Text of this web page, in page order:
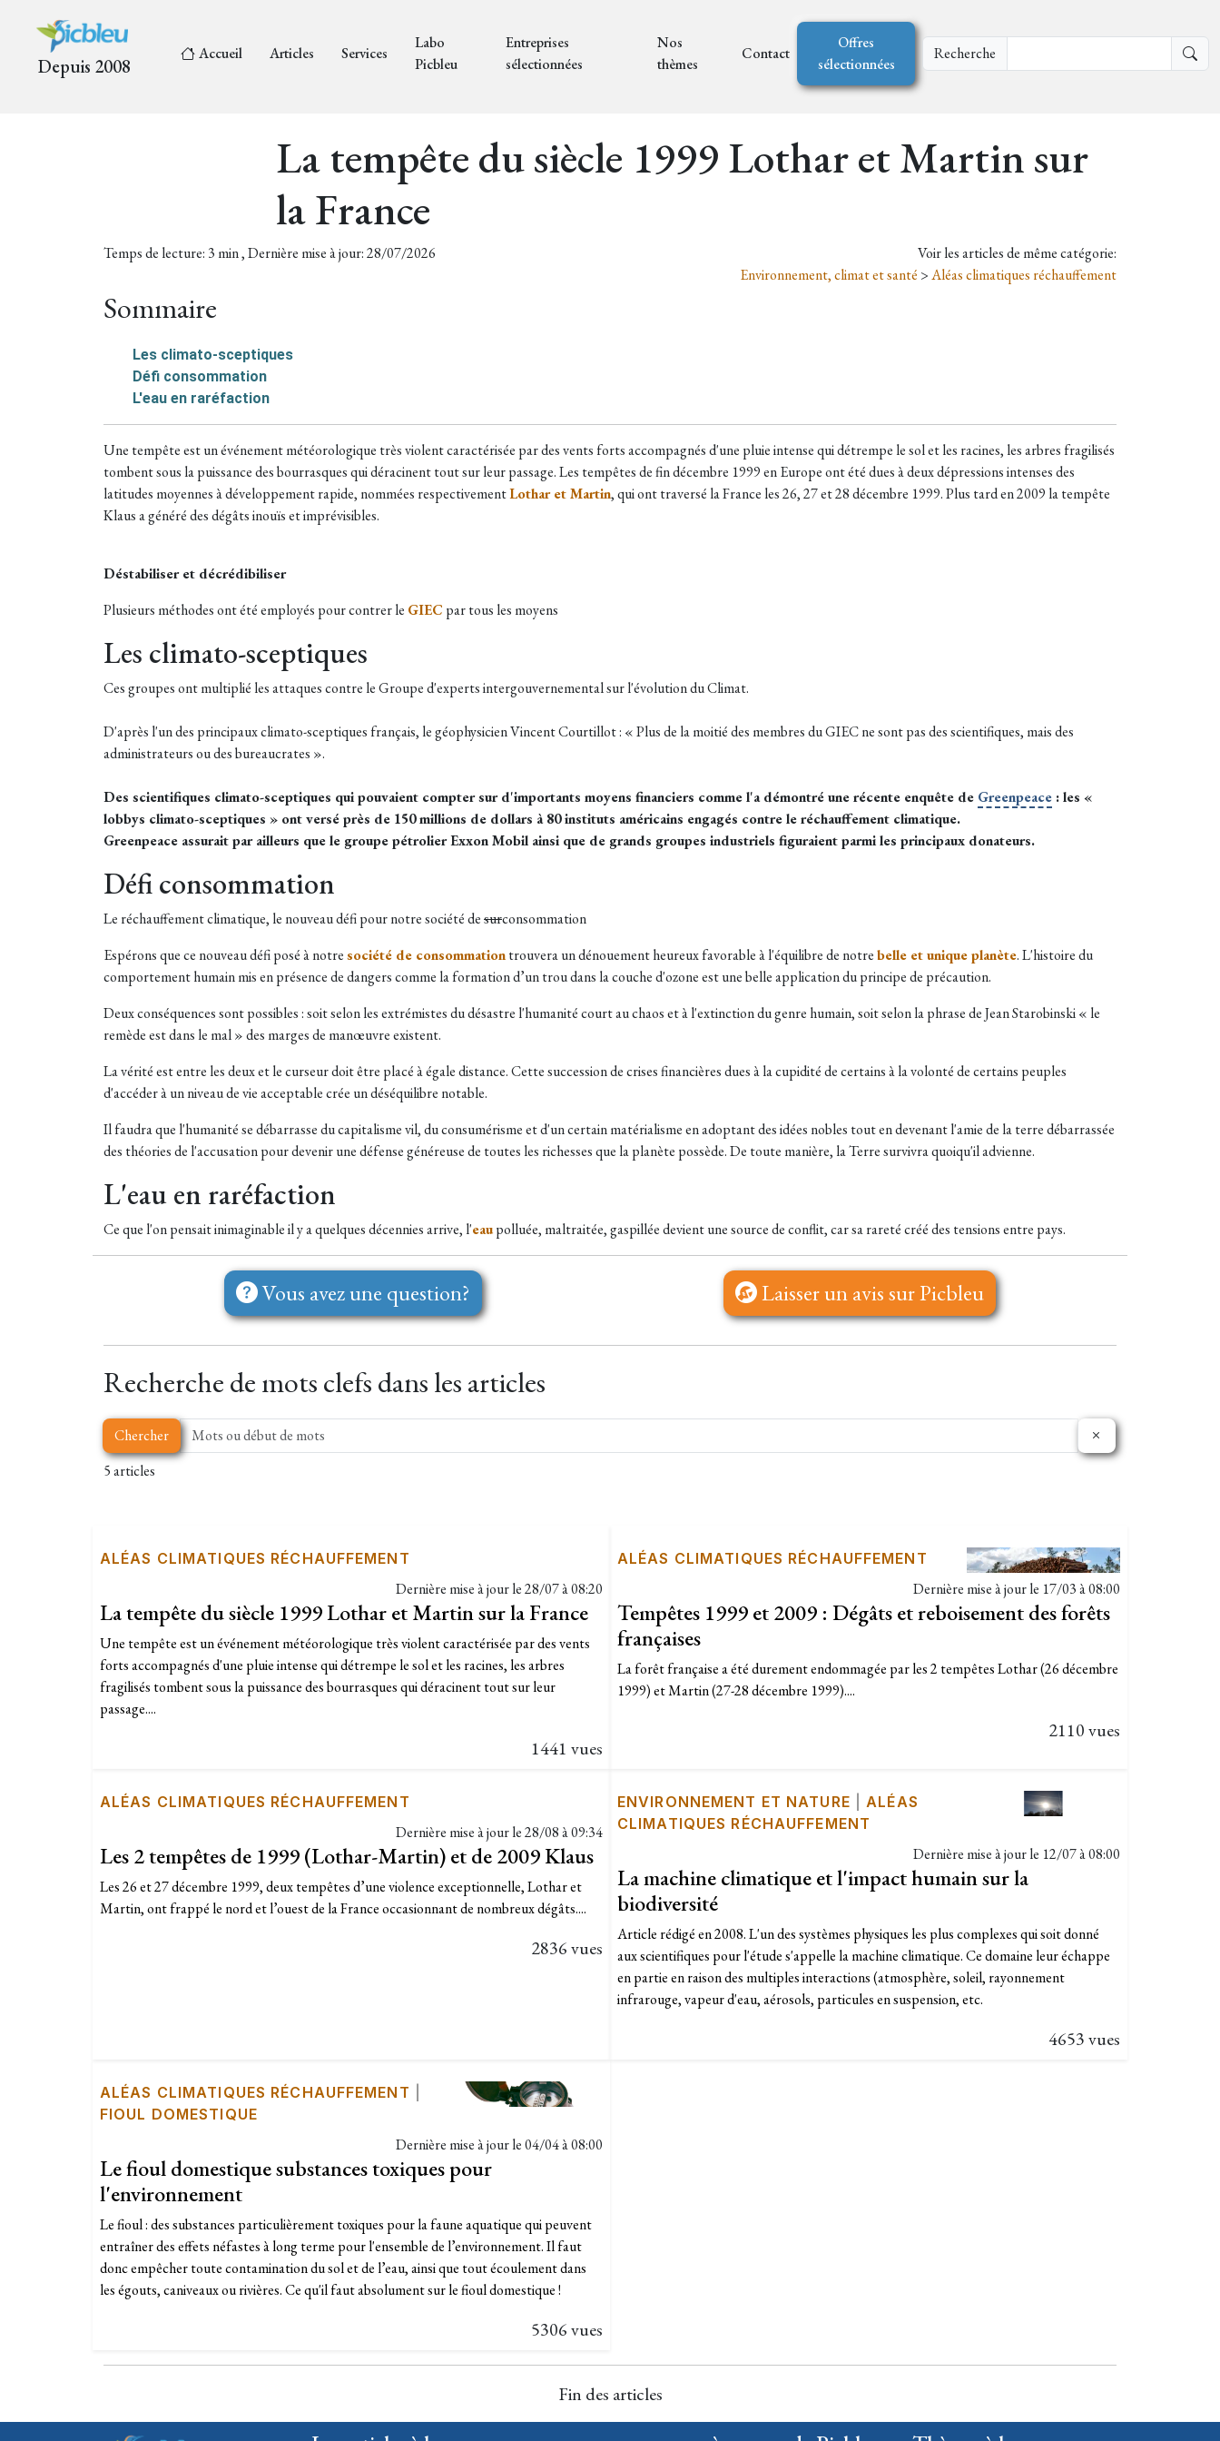
Depuis 2008
Accueil Articles Services
Labo
Picbleu
Entreprises
sélectionnées
Nos
thèmes
Contact
Offres
sélectionnées
Recherche
La tempête du siècle 1999 Lothar et Martin sur
la France
Temps de lecture: 3 min , Dernière mise à jour: 28/07/2026
Voir les articles de même catégorie:
Environnement, climat et santé >Aléas climatiques réchauffement
Sommaire
Les climato-sceptiques
Défi consommation
L'eau en raréfaction
Une tempête est un événement météorologique très violent caractérisée par des vents forts accompagnés d'une pluie intense qui détrempe le sol et les racines, les arbres fragilisés
tombent sous la puissance des bourrasques qui déracinent tout sur leur passage. Les tempêtes de fin décembre 1999 en Europe ont été dues à deux dépressions intenses des
latitudes moyennes à développement rapide, nommées respectivementLothar et Martin, qui ont traversé la France les 26, 27 et 28 décembre 1999. Plus tard en 2009 la tempête
Klaus a généré des dégâts inouïs et imprévisibles.
Déstabiliser et décrédibiliser
Plusieurs méthodes ont été employés pour contrer le GIEC par tous les moyens
Les climato-sceptiques
Ces groupes ont multiplié les attaques contre le Groupe d'experts intergouvernemental sur l'évolution du Climat.
D'après l'un des principaux climato-sceptiques français, le géophysicien Vincent Courtillot : « Plus de la moitié des membres du GIEC ne sont pas des scientifiques, mais des
administrateurs ou des bureaucrates ».
Des scientifiques climato-sceptiques qui pouvaient compter sur d'importants moyens financiers comme l'a démontré une récente enquête de Greenpeace : les «
lobbys climato-sceptiques » ont versé près de 150 millions de dollars à 80 instituts américains engagés contre le réchauffement climatique.
Greenpeace assurait par ailleurs que le groupe pétrolier Exxon Mobil ainsi que de grands groupes industriels figuraient parmi les principaux donateurs.
Défi consommation
Le réchauffement climatique, le nouveau défi pour notre société desurconsommation
Espérons que ce nouveau défi posé à notresociété de consommationtrouvera un dénouement heureux favorable à l'équilibre de notrebelle et unique planète. L'histoire du
comportement humain mis en présence de dangers comme la formation d’un trou dans la couche d'ozone est une belle application du principe de précaution.
Deux conséquences sont possibles : soit selon les extrémistes du désastre l'humanité court au chaos et à l'extinction du genre humain, soit selon la phrase de Jean Starobinski « le
remède est dans le mal » des marges de manœuvre existent.
La vérité est entre les deux et le curseur doit être placé à égale distance. Cette succession de crises financières dues à la cupidité de certains à la volonté de certains peuples
d'accéder à un niveau de vie acceptable crée un déséquilibre notable.
Il faudra que l'humanité se débarrasse du capitalisme vil, du consumérisme et d'un certain matérialisme en adoptant des idées nobles tout en devenant l'amie de la terre débarrassée
des théories de l'accusation pour devenir une défense généreuse de toutes les richesses que la planète possède. De toute manière, la Terre survivra quoiqu'il advienne.
L'eau en raréfaction
Ce que l'on pensait inimaginable il y a quelques décennies arrive, l'eaupolluée, maltraitée, gaspillée devient une source de conflit, car sa rareté créé des tensions entre pays.
Vous avez une question? Laisser un avis sur Picbleu
Recherche de mots clefs dans les articles
Chercher
5 articles
ALÉAS CLIMATIQUES RÉCHAUFFEMENT
Dernière mise à jour le28/07 à 08:20
La tempête du siècle 1999 Lothar et Martin sur la France
Une tempête est un événement météorologique très violent caractérisée par des vents
forts accompagnés d'une pluie intense qui détrempe le sol et les racines, les arbres
fragilisés tombent sous la puissance des bourrasques qui déracinent tout sur leur
passage....
1441 vues
ALÉAS CLIMATIQUES RÉCHAUFFEMENT
Dernière mise à jour le 17/03 à 08:00
Tempêtes 1999 et 2009 : Dégâts et reboisement des forêts
françaises
La forêt française a été durement endommagée par les 2 tempêtes Lothar (26 décembre
1999) et Martin (27-28 décembre 1999)....
2110 vues
ALÉAS CLIMATIQUES RÉCHAUFFEMENT
Dernière mise à jour le28/08 à 09:34
Les 2 tempêtes de 1999 (Lothar-Martin) et de 2009 Klaus
Les 26 et 27 décembre 1999, deux tempêtes d’une violence exceptionnelle, Lothar et
Martin, ont frappé le nord et l’ouest de la France occasionnant de nombreux dégâts....
2836 vues
ENVIRONNEMENT ET NATURE |ALÉAS
CLIMATIQUES RÉCHAUFFEMENT
Dernière mise à jour le 12/07 à 08:00
La machine climatique et l'impact humain sur la
biodiversité
Article rédigé en 2008. L'un des systèmes physiques les plus complexes qui soit donné
aux scientifiques pour l'étude s'appelle la machine climatique. Ce domaine leur échappe
en partie en raison des multiples interactions (atmosphère, soleil, rayonnement
infrarouge, vapeur d'eau, aérosols, particules en suspension, etc.
4653 vues
ALÉAS CLIMATIQUES RÉCHAUFFEMENT
FIOUL DOMESTIQUE
Dernière mise à jour le04/04 à 08:00
Le fioul domestique substances toxiques pour
l'environnement
Le fioul : des substances particulièrement toxiques pour la faune aquatique qui peuvent
entraîner des effets néfastes à long terme pour l'ensemble de l’environnement. Il faut
donc empêcher toute contamination du sol et de l’eau, ainsi que tout écoulement dans
les égouts, caniveaux ou rivières. Ce qu'il faut absolument sur le fioul domestique !
5306 vues
Fin des articles